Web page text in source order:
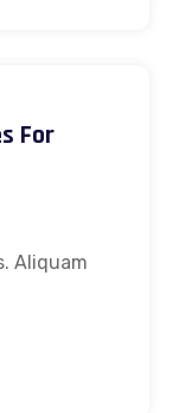
For
Aliquam